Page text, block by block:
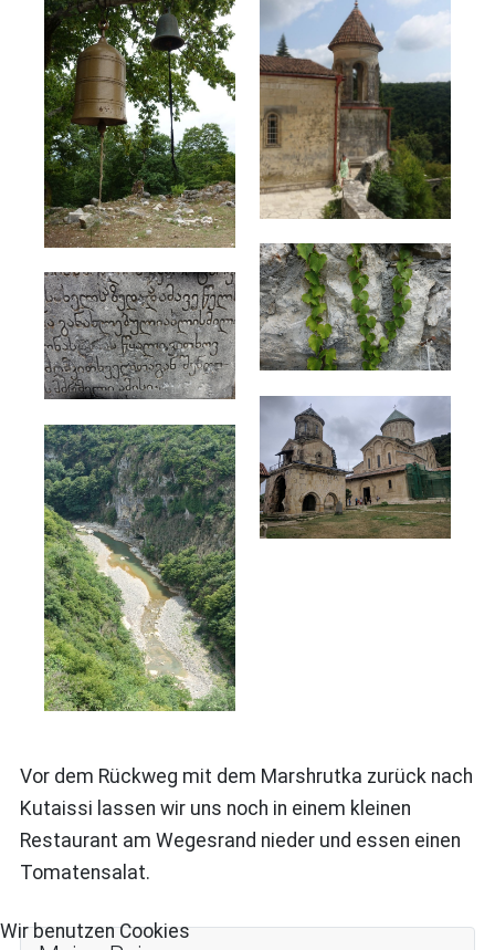
Vor dem Rückweg mit dem Marshrutka zurück nach
Kutaissi lassen wir uns noch in einem kleinen
Restaurant am Wegesrand nieder und essen einen
Tomatensalat.
Wir benutzen Cookies